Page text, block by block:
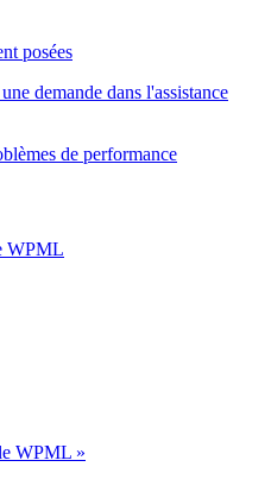
posées
demande dans l'assistance
de performance
WPML
WPML »